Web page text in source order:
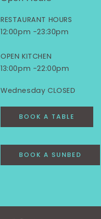
RESTAURANT HOURS
12:00pm -23:30pm
OPEN KITCHEN
13:00pm -22:00pm
Wednesday CLOSED
BOOK A TABLE
BOOK A SUNBED